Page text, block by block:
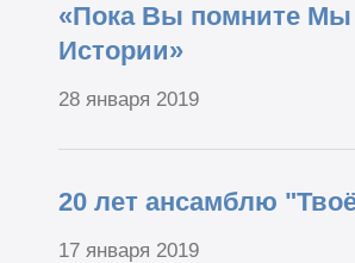
«Пока Вы помните
Истории»
28 января 2019
20 лет ансамблю
17 января 2019